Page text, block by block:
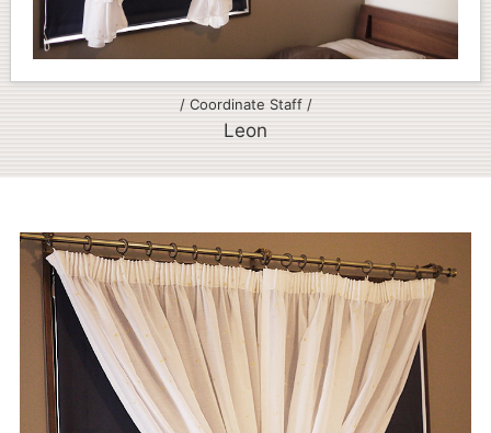
/ Coordinate Staff /
Leon